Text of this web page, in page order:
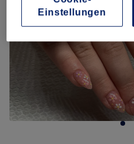
Einstellungen